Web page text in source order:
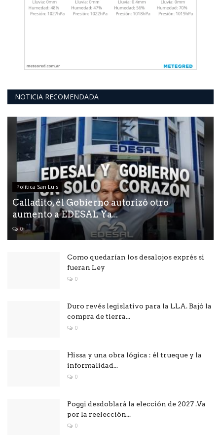
NOTICIA RECOMENDADA
Política San Luis
Calladito, él Gobierno autorizó otro
aumento a EDESAL Ya...
0
Como quedarían los desalojos exprés si
fueran Ley
0
Duro revés legislativo para la LLA. Bajó la
compra de tierra...
0
Hissa y una obra lógica : él trueque y la
informalidad...
0
Poggi desdoblará la elección de 2027 .Va
por la reelección...
0